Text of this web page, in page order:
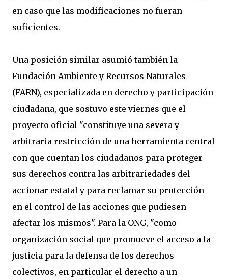
en caso que las modificaciones no fueran
suficientes.
Una posición similar asumió también la
Fundación Ambiente y Recursos Naturales
(FARN), especializada en derecho y participación
ciudadana, que sostuvo este viernes que el
proyecto oficial "constituye una severa y
arbitraria restricción de una herramienta central
con que cuentan los ciudadanos para proteger
sus derechos contra las arbitrariedades del
accionar estatal y para reclamar su protección
en el control de las acciones que pudiesen
afectar los mismos". Para la ONG, "como
organización social que promueve el acceso a la
justicia para la defensa de los derechos
colectivos, en particular el derecho a un